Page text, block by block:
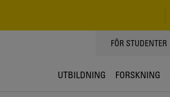
TOPPMENY
FÖR STUDENTER
UTBILDNING FORSKNING